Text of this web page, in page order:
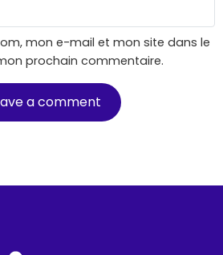
mon e-mail et mon site dans le
prochain commentaire.